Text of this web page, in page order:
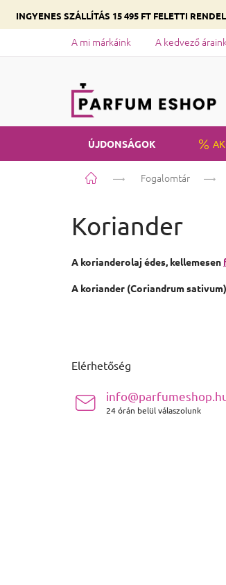
INGYENES SZÁLLÍTÁS 15 495 FT FELETTI
A mi márkáink A kedvező
ÚJDONSÁGOK
Kezdőlap Fogalomtár
Koriander
A korianderolaj édes, kellemesen
A koriander (Coriandrum sativum)
Elérhetőség
24 órán belül válaszolunk